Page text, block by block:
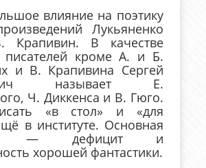
влияние на поэтику
Лукьяненко
Крапивин. В качестве
кроме А. и Б.
и В. Крапивина Сергей
называет Е.
Ч. Диккенса и В. Гюго.
«в стол» и «для
в институте. Основная
— дефицит и
хорошей фантастики.